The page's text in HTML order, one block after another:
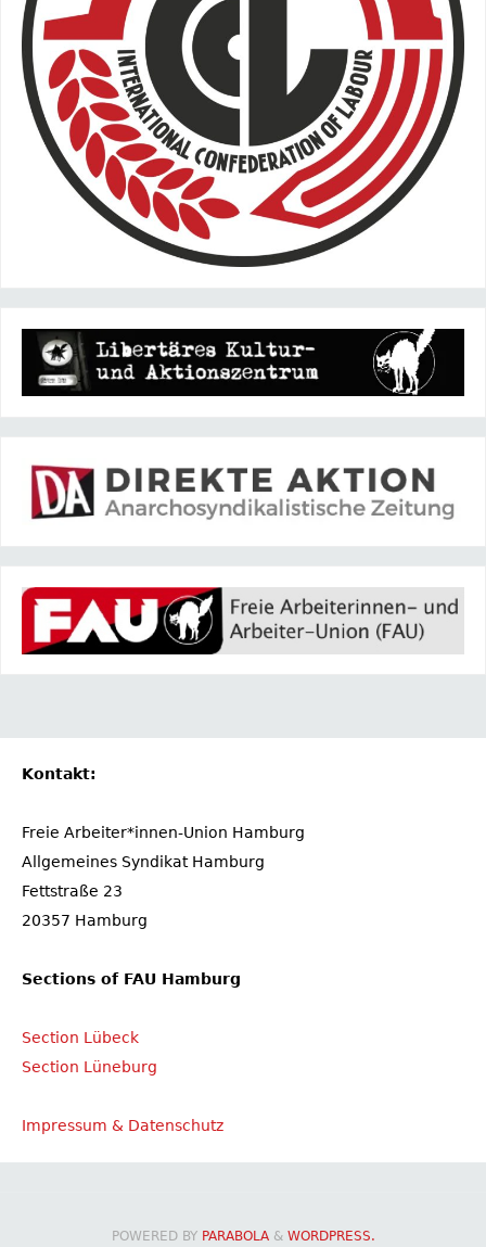
Kontakt:
Freie Arbeiter*innen-Union Hamburg
Allgemeines Syndikat Hamburg
Fettstraße 23
20357 Hamburg
Sections of FAU Hamburg
Section Lübeck
Section Lüneburg
Impressum & Datenschutz
POWERED BY PARABOLA& WORDPRESS.